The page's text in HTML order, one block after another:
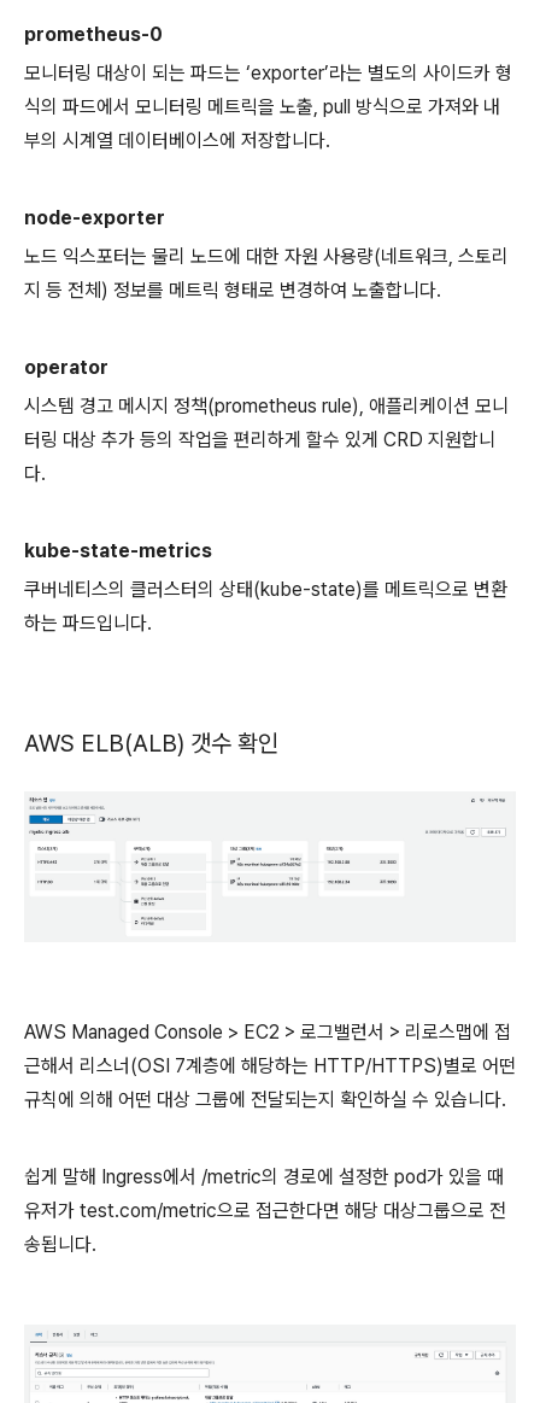
prometheus-0
모니터링 대상이 되는 파드는 ‘exporter’라는 별도의 사이드카 형
식의 파드에서 모니터링 메트릭을 노출, pull 방식으로 가져와 내
부의 시계열 데이터베이스에 저장합니다.
node-exporter
노드 익스포터는 물리 노드에 대한 자원 사용량(네트워크, 스토리
지 등 전체) 정보를 메트릭 형태로 변경하여 노출합니다.
operator
시스템 경고 메시지 정책(prometheus rule), 애플리케이션 모니
터링 대상 추가 등의 작업을 편리하게 할수 있게 CRD 지원합니
다.
kube-state-metrics
쿠버네티스의 클러스터의 상태(kube-state)를 메트릭으로 변환
하는 파드입니다.
AWS ELB(ALB) 갯수 확인
AWS Managed Console > EC2 > 로그밸런서 > 리로스맵에 접
근해서 리스너(OSI 7계층에 해당하는 HTTP/HTTPS)별로 어떤
규칙에 의해 어떤 대상 그룹에 전달되는지 확인하실 수 있습니다.
쉽게 말해 Ingress에서 /metric의 경로에 설정한 pod가 있을 때
유저가 test.com/metric으로 접근한다면 해당 대상그룹으로 전
송됩니다.